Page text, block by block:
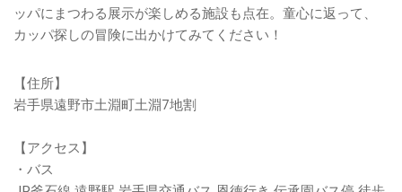
ッパにまつわる展示が楽しめる施設も点在。童心に返って、
カッパ探しの冒険に出かけてみてください！
【住所】
岩手県遠野市土淵町土淵7地割
【アクセス】
・バス